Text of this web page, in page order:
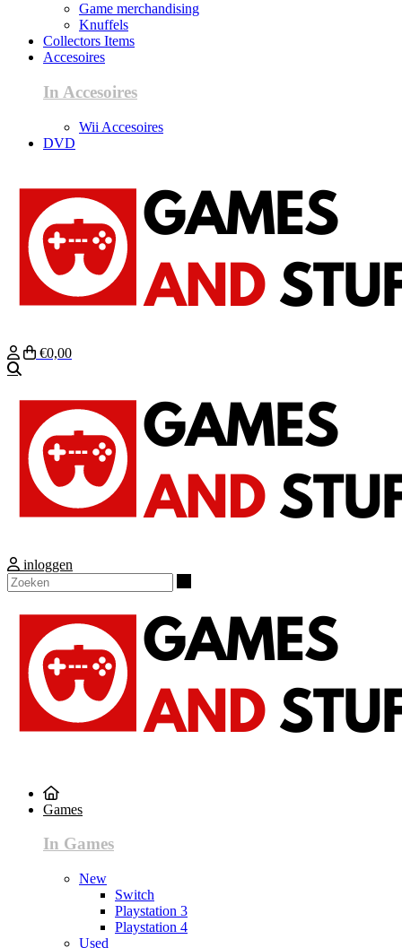
Game merchandising
Knuffels
Collectors Items
Accesoires
In Accesoires
Wii Accesoires
DVD
€0,00
inloggen
Games
In Games
New
Switch
Playstation 3
Playstation 4
Used